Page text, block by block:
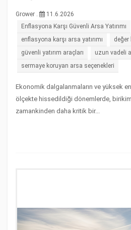
Grower .
11.6.2026
Enflasyona Karşı Güvenli Arsa Yatırımı
enflasyona karşı arsa yatırımı
değer
güvenli yatırım araçları
uzun vadeli
sermaye koruyan arsa seçenekleri
Ekonomik dalgalanmaların ve yüksek
ölçekte hissedildiği dönemlerde,
zamankinden daha kritik bir...